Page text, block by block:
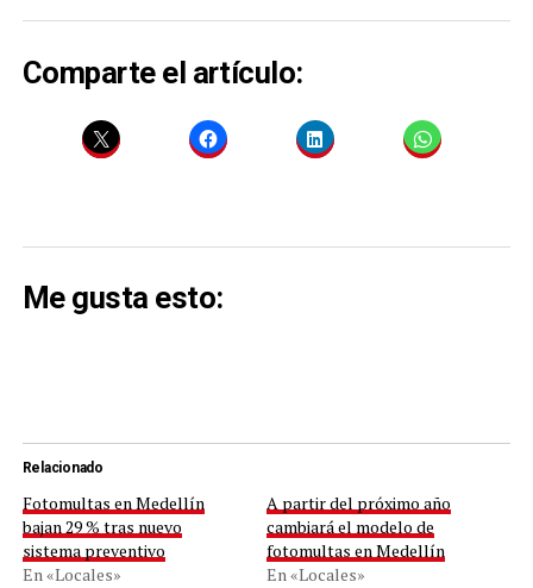
Comparte el artículo:
Me gusta esto:
Relacionado
Fotomultas en Medellín
bajan 29 % tras nuevo
sistema preventivo
En «Locales»
A partir del próximo año
cambiará el modelo de
fotomultas en Medellín
En «Locales»